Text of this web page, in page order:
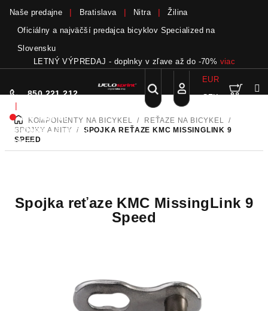
obsah
Naše predajne Bratislava Nitra
Žilina
Oficiálny a najväčší predajca bicyklov Specialized na
Slovensku
LETNÝ VÝPREDAJ - doplnky v zľave až do -70% viac
850 221 212
|
Nie sme pri
telefóne.Zanechať
odkaz
Hľadať
Prihlásenie
EUR
CZK
DOMOVKOMPONENTY NA BICYKEL / REŤAZE NA BICYKEL
/
SPOJKY A NITY / SPOJKA REŤAZE KMC MISSINGLINK 9
SPEED
Spojka reťaze KMC MissingLink 9
Speed